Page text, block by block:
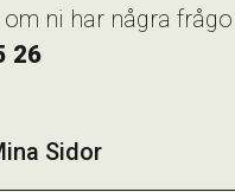
ni har några
26
Sidor